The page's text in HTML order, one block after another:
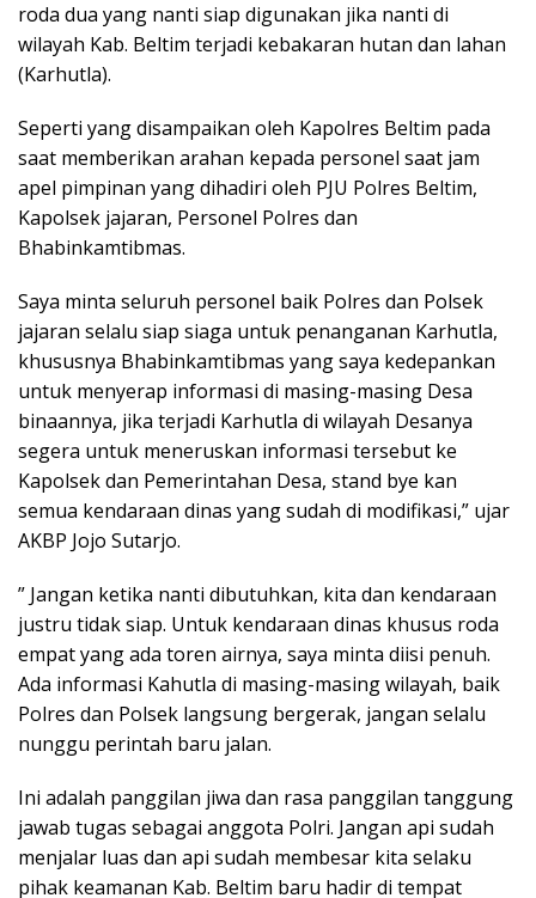
roda dua yang nanti siap digunakan jika nanti di
wilayah Kab. Beltim terjadi kebakaran hutan dan lahan
(Karhutla).
Seperti yang disampaikan oleh Kapolres Beltim pada
saat memberikan arahan kepada personel saat jam
apel pimpinan yang dihadiri oleh PJU Polres Beltim,
Kapolsek jajaran, Personel Polres dan
Bhabinkamtibmas.
Saya minta seluruh personel baik Polres dan Polsek
jajaran selalu siap siaga untuk penanganan Karhutla,
khususnya Bhabinkamtibmas yang saya kedepankan
untuk menyerap informasi di masing-masing Desa
binaannya, jika terjadi Karhutla di wilayah Desanya
segera untuk meneruskan informasi tersebut ke
Kapolsek dan Pemerintahan Desa, stand bye kan
semua kendaraan dinas yang sudah di modifikasi,” ujar
AKBP Jojo Sutarjo.
” Jangan ketika nanti dibutuhkan, kita dan kendaraan
justru tidak siap. Untuk kendaraan dinas khusus roda
empat yang ada toren airnya, saya minta diisi penuh.
Ada informasi Kahutla di masing-masing wilayah, baik
Polres dan Polsek langsung bergerak, jangan selalu
nunggu perintah baru jalan.
Ini adalah panggilan jiwa dan rasa panggilan tanggung
jawab tugas sebagai anggota Polri. Jangan api sudah
menjalar luas dan api sudah membesar kita selaku
pihak keamanan Kab. Beltim baru hadir di tempat